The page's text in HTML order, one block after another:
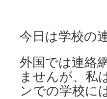
今日は学校の
外国では連絡
ませんが、私
ンでの学校に